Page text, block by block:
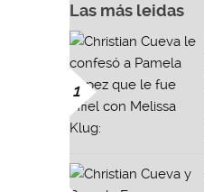
Las más leidas
1